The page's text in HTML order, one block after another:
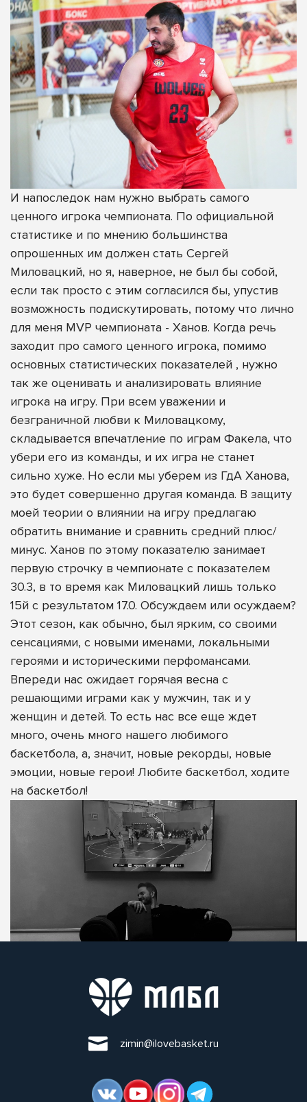
И напоследок нам нужно выбрать самого
ценного игрока чемпионата. По официальной
статистике и по мнению большинства
опрошенных им должен стать Сергей
Миловацкий, но я, наверное, не был бы собой,
если так просто с этим согласился бы, упустив
возможность подискутировать, потому что лично
для меня MVP чемпионата - Ханов. Когда речь
заходит про самого ценного игрока, помимо
основных статистических показателей , нужно
так же оценивать и анализировать влияние
игрока на игру. При всем уважении и
безграничной любви к Миловацкому,
складывается впечатление по играм Факела, что
убери его из команды, и их игра не станет
сильно хуже. Но если мы уберем из ГдА Ханова,
это будет совершенно другая команда. В защиту
моей теории о влиянии на игру предлагаю
обратить внимание и сравнить средний плюс/
минус. Ханов по этому показателю занимает
первую строчку в чемпионате с показателем
30.3, в то время как Миловацкий лишь только
15й с результатом 17.0. Обсуждаем или осуждаем?
Этот сезон, как обычно, был ярким, со своими
сенсациями, с новыми именами, локальными
героями и историческими перфомансами.
Впереди нас ожидает горячая весна с
решающими играми как у мужчин, так и у
женщин и детей. То есть нас все еще ждет
много, очень много нашего любимого
баскетбола, а, значит, новые рекорды, новые
эмоции, новые герои! Любите баскетбол, ходите
на баскетбол!
zimin@ilovebasket.ru